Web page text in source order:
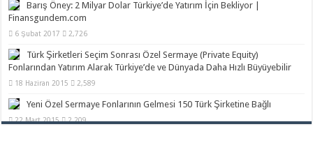
Barış Öney: 2 Milyar Dolar Türkiye’de Yatırım İçin Bekliyor |
Finansgundem.com
6 Şubat 2017 2,726
Türk Şirketleri Seçim Sonrası Özel Sermaye (Private Equity)
Fonlarından Yatırım Alarak Türkiye’de ve Dünyada Daha Hızlı Büyüyebilir
18 Haziran 2015 2,589
Yeni Özel Sermaye Fonlarının Gelmesi 150 Türk Şirketine Bağlı
22 Mart 2015 2,209